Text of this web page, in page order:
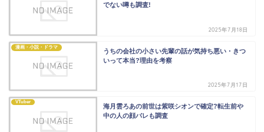
でない噂も調査!
2025年7月18日
漫画・小説・ドラマ
うちの会社の小さい先輩の話が気持ち悪い・きつ
いって本当?理由を考察
2025年7月17日
VTuber
海月雲ろあの前世は紫咲シオンで確定?転生前や
中の人の顔バレも調査